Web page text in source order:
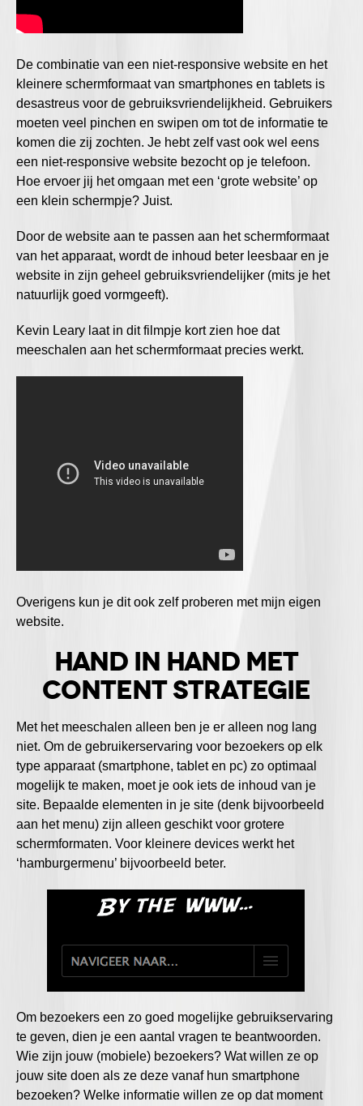
De combinatie van een niet-responsive website en het
kleinere schermformaat van smartphones en tablets is
desastreus voor de gebruiksvriendelijkheid. Gebruikers
moeten veel pinchen en swipen om tot de informatie te
komen die zij zochten. Je hebt zelf vast ook wel eens
een niet-responsive website bezocht op je telefoon.
Hoe ervoer jij het omgaan met een ‘grote website’ op
een klein schermpje? Juist.
Door de website aan te passen aan het schermformaat
van het apparaat, wordt de inhoud beter leesbaar en je
website in zijn geheel gebruiksvriendelijker (mits je het
natuurlijk goed vormgeeft).
Kevin Leary laat in dit filmpje kort zien hoe dat
meeschalen aan het schermformaat precies werkt.
Overigens kun je dit ook zelf proberen met mijn eigen
website.
Hand in hand met
content strategie
Met het meeschalen alleen ben je er alleen nog lang
niet. Om de gebruikerservaring voor bezoekers op elk
type apparaat (smartphone, tablet en pc) zo optimaal
mogelijk te maken, moet je ook iets de inhoud van je
site. Bepaalde elementen in je site (denk bijvoorbeeld
aan het menu) zijn alleen geschikt voor grotere
schermformaten. Voor kleinere devices werkt het
‘hamburgermenu’ bijvoorbeeld beter.
Om bezoekers een zo goed mogelijke gebruikservaring
te geven, dien je een aantal vragen te beantwoorden.
Wie zijn jouw (mobiele) bezoekers? Wat willen ze op
jouw site doen als ze deze vanaf hun smartphone
bezoeken? Welke informatie willen ze op dat moment